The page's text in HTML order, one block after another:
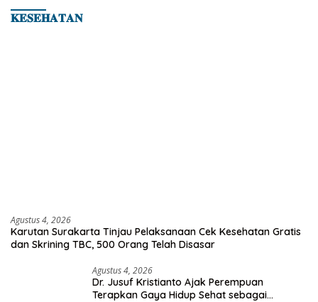
𝐊𝐄𝐒𝐄𝐇𝐀𝐓𝐀𝐍
Agustus 4, 2026
Karutan Surakarta Tinjau Pelaksanaan Cek Kesehatan Gratis
dan Skrining TBC, 500 Orang Telah Disasar
Agustus 4, 2026
Dr. Jusuf Kristianto Ajak Perempuan
Terapkan Gaya Hidup Sehat sebagai